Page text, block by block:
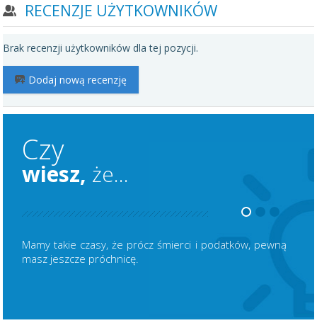
RECENZJE UŻYTKOWNIKÓW
Brak recenzji użytkowników dla tej pozycji.
Dodaj nową recenzję
Czy
wiesz, że...
Mamy takie czasy, że prócz śmierci i podatków, pewną
masz jeszcze próchnicę.